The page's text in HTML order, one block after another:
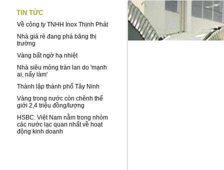
TIN TỨC
Về công ty TNHH Inox Thịnh Phát
Nhà giá rẻ đang phá băng thị
trường
Vàng bất ngờ hạ nhiệt
Nhà siêu mỏng tràn lan do 'mạnh
ai, nấy làm'
Thành lập thành phố Tây Ninh
Vàng trong nước còn chênh thế
giới 2,4 triệu đồng/lượng
HSBC: Việt Nam nằm trong nhóm
các nước lạc quan nhất về hoạt
động kinh doanh